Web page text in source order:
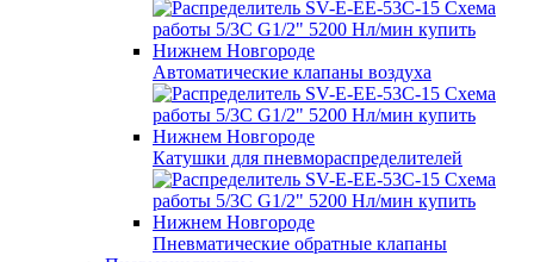
Автоматические клапаны воздуха
Катушки для пневмораспределителей
Пневматические обратные клапаны